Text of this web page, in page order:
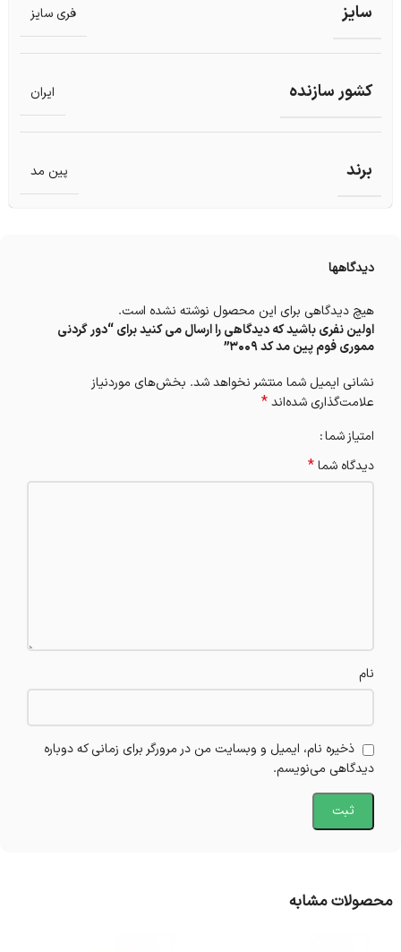
سایز فری سایز
کشور سازنده ایران
برند پین مد
دیدگاهها
هیچ دیدگاهی برای این محصول نوشته نشده است.
اولین نفری باشید که دیدگاهی را ارسال می کنید برای “دور گردنی
مموری فوم پین مد کد 3009”
نشانی ایمیل شما منتشر نخواهد شد. بخش‌های موردنیاز
علامت‌گذاری شده‌اند*
امتیاز شما
دیدگاه شما*
نام
ذخیره نام، ایمیل و وبسایت من در مرورگر برای زمانی که دوباره
دیدگاهی می‌نویسم.
محصولات مشابه